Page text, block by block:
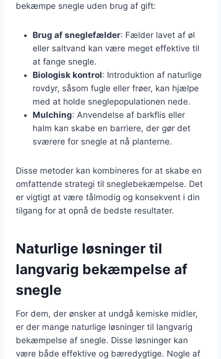
bekæmpe snegle uden brug af gift:
Brug af sneglefælder: Fælder lavet af øl
eller saltvand kan være meget effektive til
at fange snegle.
Biologisk kontrol: Introduktion af naturlige
rovdyr, såsom fugle eller frøer, kan hjælpe
med at holde sneglepopulationen nede.
Mulching: Anvendelse af barkflis eller
halm kan skabe en barriere, der gør det
sværere for snegle at nå planterne.
Disse metoder kan kombineres for at skabe en
omfattende strategi til sneglebekæmpelse. Det
er vigtigt at være tålmodig og konsekvent i din
tilgang for at opnå de bedste resultater.
Naturlige løsninger til
langvarig bekæmpelse af
snegle
For dem, der ønsker at undgå kemiske midler,
er der mange naturlige løsninger til langvarig
bekæmpelse af snegle. Disse løsninger kan
være både effektive og bæredygtige. Nogle af